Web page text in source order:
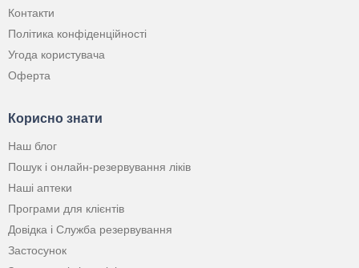
Контакти
Політика конфіденційності
Угода користувача
Оферта
Корисно знати
Наш блог
Пошук і онлайн-резервування ліків
Наші аптеки
Програми для клієнтів
Довідка і Служба резервування
Застосунок